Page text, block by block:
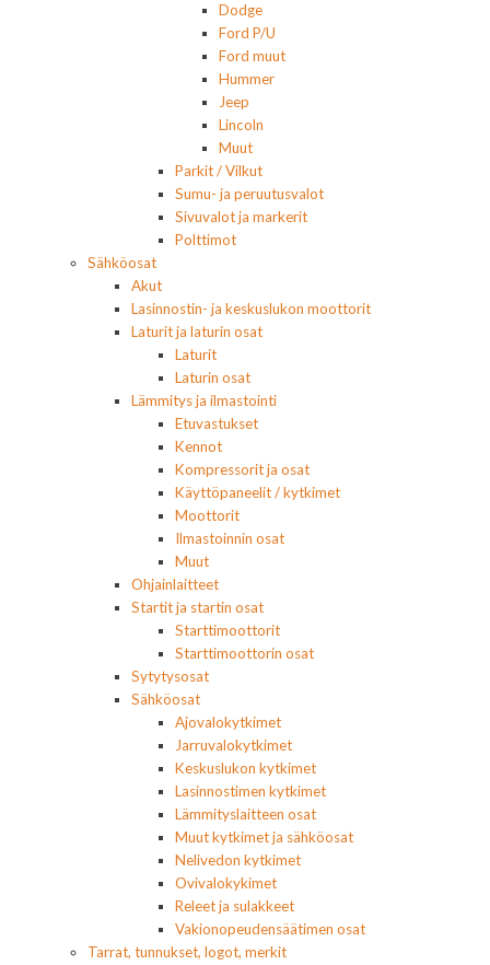
Dodge
Ford P/U
Ford muut
Hummer
Jeep
Lincoln
Muut
Parkit / Vilkut
Sumu- ja peruutusvalot
Sivuvalot ja markerit
Polttimot
Sähköosat
Akut
Lasinnostin- ja keskuslukon moottorit
Laturit ja laturin osat
Laturit
Laturin osat
Lämmitys ja ilmastointi
Etuvastukset
Kennot
Kompressorit ja osat
Käyttöpaneelit / kytkimet
Moottorit
Ilmastoinnin osat
Muut
Ohjainlaitteet
Startit ja startin osat
Starttimoottorit
Starttimoottorin osat
Sytytysosat
Sähköosat
Ajovalokytkimet
Jarruvalokytkimet
Keskuslukon kytkimet
Lasinnostimen kytkimet
Lämmityslaitteen osat
Muut kytkimet ja sähköosat
Nelivedon kytkimet
Ovivalokykimet
Releet ja sulakkeet
Vakionopeudensäätimen osat
Tarrat, tunnukset, logot, merkit